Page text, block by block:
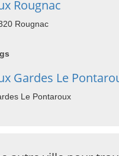
Rougnac
Rougnac
Gardes Le
Le Pontaroux